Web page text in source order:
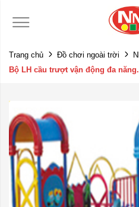
Trang chủ Đồ chơi ngoài trời
Bộ LH cầu trượt vận động đa năng.